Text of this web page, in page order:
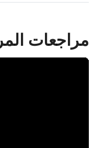
مراجعات